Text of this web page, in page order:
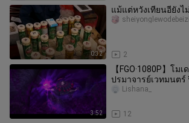
0:32
แม้แต่หวังเทียนอียัง
2
sheiyonglewodebeizi
3:52
【FGO·1080P】โม
ปรมาจารย์เวทมนตร์
12
Lishana_